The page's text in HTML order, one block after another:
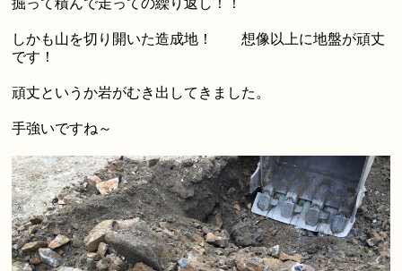
掘って積んで走っての繰り返し！！
しかも山を切り開いた造成地！ 想像以上に地盤が頑丈
です！
頑丈というか岩がむき出してきました。
手強いですね～